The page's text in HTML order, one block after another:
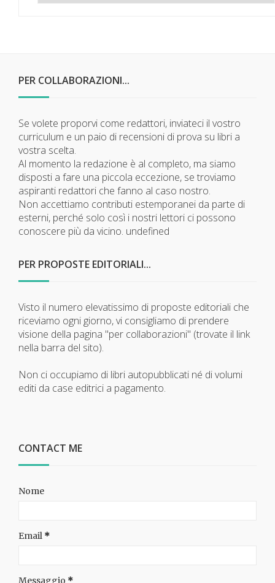
PER COLLABORAZIONI...
Se volete proporvi come redattori, inviateci il vostro
curriculum e un paio di recensioni di prova su libri a
vostra scelta.
Al momento la redazione è al completo, ma siamo
disposti a fare una piccola eccezione, se troviamo
aspiranti redattori che fanno al caso nostro.
Non accettiamo contributi estemporanei da parte di
esterni, perché solo così i nostri lettori ci possono
conoscere più da vicino. undefined
PER PROPOSTE EDITORIALI...
Visto il numero elevatissimo di proposte editoriali che
riceviamo ogni giorno, vi consigliamo di prendere
visione della pagina "per collaborazioni" (trovate il link
nella barra del sito).
Non ci occupiamo di libri autopubblicati né di volumi
editi da case editrici a pagamento.
CONTACT ME
Nome
Email *
Messaggio *